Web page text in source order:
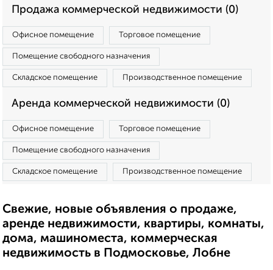
Продажа коммерческой недвижимости (0)
Офисное помещение Торговое помещение
Помещение свободного назначения
Складское помещение Производственное помещение
Аренда коммерческой недвижимости (0)
Офисное помещение Торговое помещение
Помещение свободного назначения
Складское помещение Производственное помещение
Свежие, новые объявления о продаже,
аренде недвижимости, квартиры, комнаты,
дома, машиноместа, коммерческая
недвижимость в Подмосковье, Лобне